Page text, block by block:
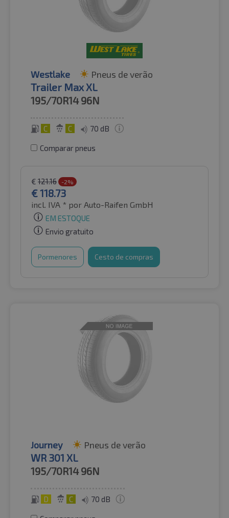
Westlake Pneus de verão
Trailer Max XL
195/70R14 96N
C C 70 dB
Comparar pneus
€ 121.16 -2%
€118.73
incl. IVA * por Auto-Raifen GmbH
EM ESTOQUE
Envio gratuito
Pormenores Cesto de compras
Journey Pneus de verão
WR 301 XL
195/70R14 96N
D C 70 dB